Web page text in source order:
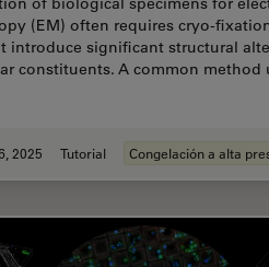
Organoids: Cryo CLEM & FIB Lift Out
(EM) often requires cryo-
introduce significant structural
constituents. A common method
2025 Tutorial Congelación a alta